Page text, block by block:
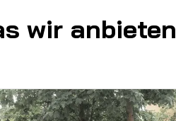
wir anbieten